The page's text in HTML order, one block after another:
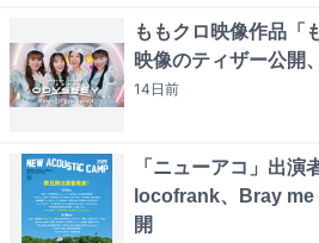
ももクロ映像作品「
映像のティザー公開
14日前
「ニューアコ」出演
locofrank、Bray
開